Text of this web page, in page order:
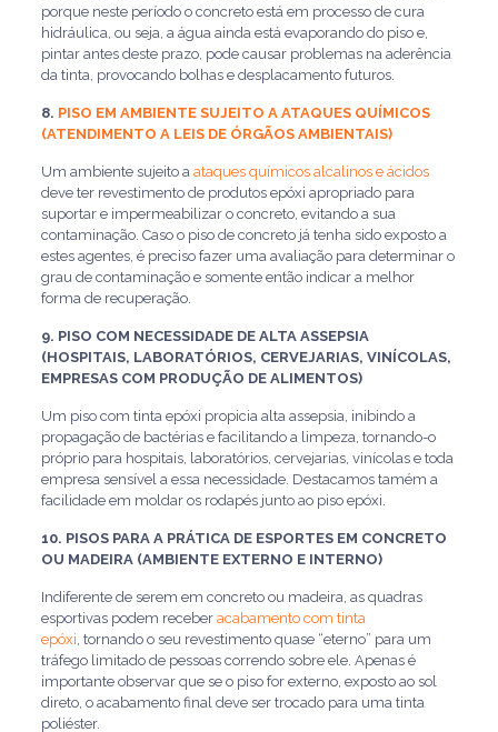
porque neste período o concreto está em processo de cura
hidráulica, ou seja, a água ainda está evaporando do piso e,
pintar antes deste prazo, pode causar problemas na aderência
da tinta, provocando bolhas e desplacamento futuros.
8. PISO EM AMBIENTE SUJEITO A ATAQUES QUÍMICOS
(ATENDIMENTO A LEIS DE ÓRGÃOS AMBIENTAIS)
Um ambiente sujeito a ataques químicos alcalinos e ácidos
deve ter revestimento de produtos epóxi apropriado para
suportar e impermeabilizar o concreto, evitando a sua
contaminação. Caso o piso de concreto já tenha sido exposto a
estes agentes, é preciso fazer uma avaliação para determinar o
grau de contaminação e somente então indicar a melhor
forma de recuperação.
9. PISO COM NECESSIDADE DE ALTA ASSEPSIA
(HOSPITAIS, LABORATÓRIOS, CERVEJARIAS, VINÍCOLAS,
EMPRESAS COM PRODUÇÃO DE ALIMENTOS)
Um piso com tinta epóxi propicia alta assepsia, inibindo a
propagação de bactérias e facilitando a limpeza, tornando-o
próprio para hospitais, laboratórios, cervejarias, vinícolas e toda
empresa sensível a essa necessidade. Destacamos tamém a
facilidade em moldar os rodapés junto ao piso epóxi.
10. PISOS PARA A PRÁTICA DE ESPORTES EM CONCRETO
OU MADEIRA (AMBIENTE EXTERNO E INTERNO)
Indiferente de serem em concreto ou madeira, as quadras
esportivas podem receber acabamento com tinta
epóxi , tornando o seu revestimento quase “eterno” para um
tráfego limitado de pessoas correndo sobre ele. Apenas é
importante observar que se o piso for externo, exposto ao sol
direto, o acabamento final deve ser trocado para uma tinta
poliéster.